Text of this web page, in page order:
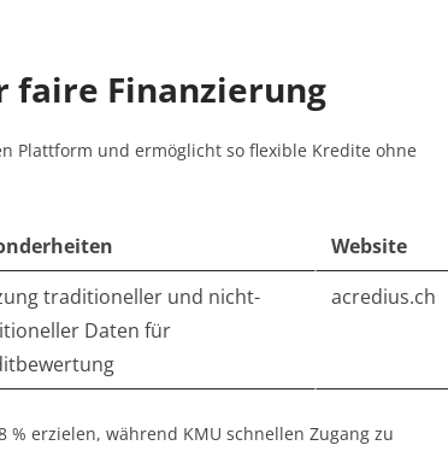
faire Finanzierung
Plattform und ermöglicht so flexible Kredite ohne
Website
traditioneller und nicht-
Daten für
acredius.ch
erzielen, während KMU schnellen Zugang zu